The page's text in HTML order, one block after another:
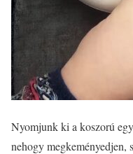
Nyomjunk ki a koszorú
nehogy megkeményedjen,